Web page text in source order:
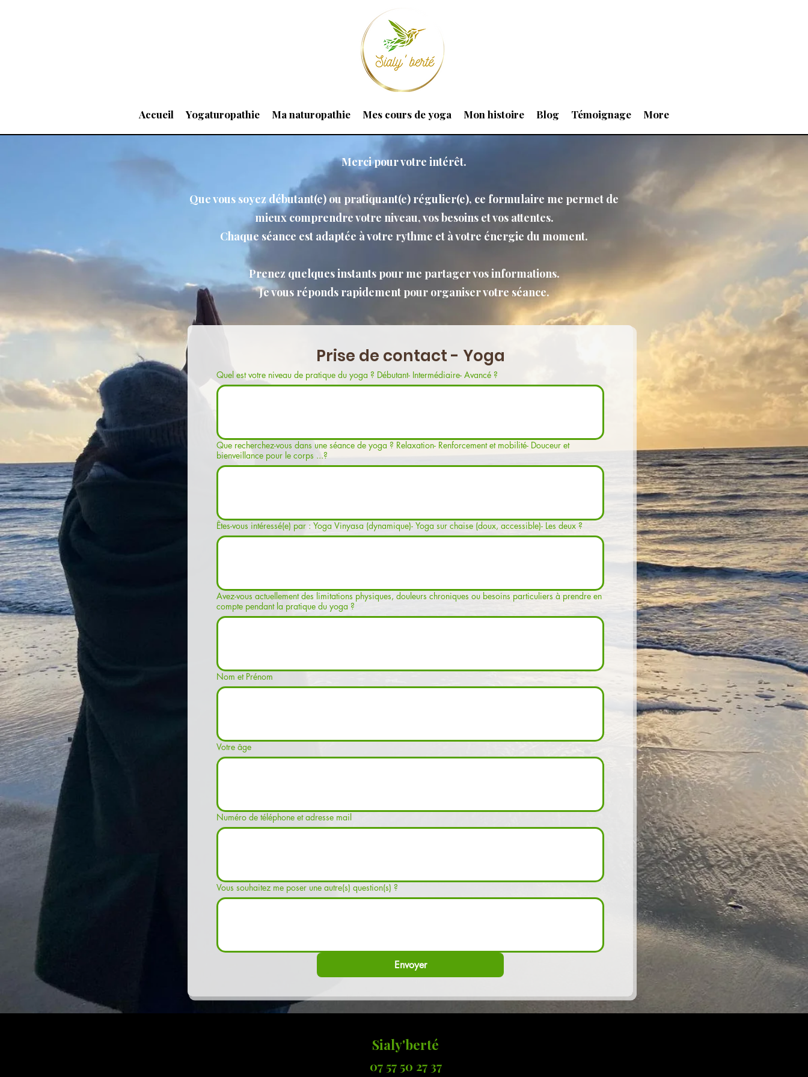
Accueil Yogaturopathie Ma naturopathie Mes cours de yoga Mon histoire Blog Témoignage More
Merci pour votre intérêt.
Que vous soyez débutant(e) ou pratiquant(e) régulier(e), ce formulaire me permet de
mieux comprendre votre niveau, vos besoins et vos attentes.
Chaque séance est adaptée à votre rythme et à votre énergie du moment.
Prenez quelques instants pour me partager vos informations.
Je vous réponds rapidement pour organiser votre séance.
Prise de contact - Yoga
Quel est votre niveau de pratique du yoga ? Débutant- Intermédiaire- Avancé ?
Que recherchez-vous dans une séance de yoga ? Relaxation- Renforcement et mobilité- Douceur et
bienveillance pour le corps ...?
Êtes-vous intéressé(e) par : Yoga Vinyasa (dynamique)- Yoga sur chaise (doux, accessible)- Les deux ?
Avez-vous actuellement des limitations physiques, douleurs chroniques ou besoins particuliers à prendre en
compte pendant la pratique du yoga ?
Nom et Prénom
Votre âge
Numéro de téléphone et adresse mail
Vous souhaitez me poser une autre(s) question(s) ?
Envoyer
Sialy'berté
07 57 50 27 37